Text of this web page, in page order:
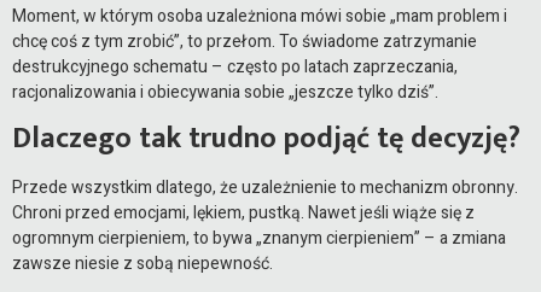
Moment, w którym osoba uzależniona mówi sobie „mam problem i
chcę coś z tym zrobić”, to przełom. To świadome zatrzymanie
destrukcyjnego schematu – często po latach zaprzeczania,
racjonalizowania i obiecywania sobie „jeszcze tylko dziś”.
Dlaczego tak trudno podjąć tę decyzję?
Przede wszystkim dlatego, że uzależnienie to mechanizm obronny.
Chroni przed emocjami, lękiem, pustką. Nawet jeśli wiąże się z
ogromnym cierpieniem, to bywa „znanym cierpieniem” – a zmiana
zawsze niesie z sobą niepewność.